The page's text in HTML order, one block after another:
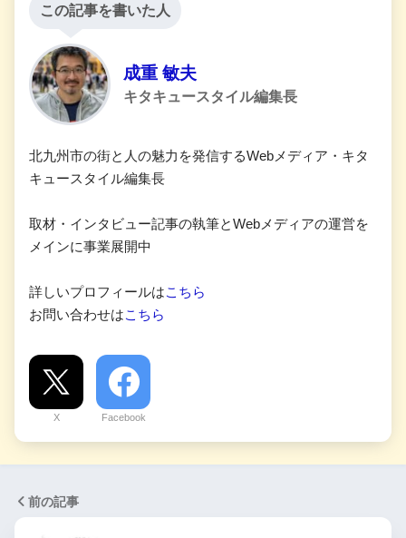
この記事を書いた人
成重 敏夫
キタキュースタイル編集長
北九州市の街と人の魅力を発信するWebメディア・キタ
キュースタイル編集長
取材・インタビュー記事の執筆とWebメディアの運営を
メインに事業展開中
詳しいプロフィールはこちら
お問い合わせはこちら
X Facebook
前の記事